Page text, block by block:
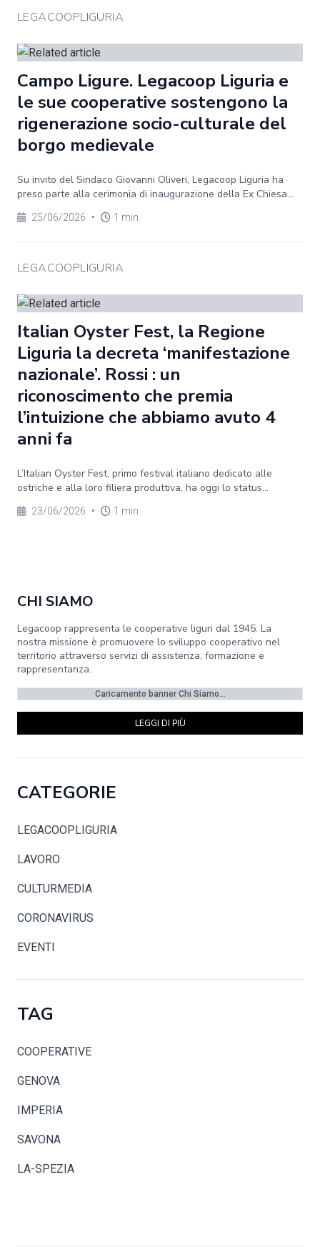
LEGACOOPLIGURIA
Campo Ligure. Legacoop Liguria e
le sue cooperative sostengono la
rigenerazione socio-culturale del
borgo medievale
Su invito del Sindaco Giovanni Oliveri, Legacoop Liguria ha
preso parte alla cerimonia di inaugurazione della Ex Chiesa...
25/06/2026 • 1 min
LEGACOOPLIGURIA
Italian Oyster Fest, la Regione
Liguria la decreta ‘manifestazione
nazionale’. Rossi : un
riconoscimento che premia
l’intuizione che abbiamo avuto 4
anni fa
L’Italian Oyster Fest, primo festival italiano dedicato alle
ostriche e alla loro filiera produttiva, ha oggi lo status...
23/06/2026 • 1 min
CHI SIAMO
Legacoop rappresenta le cooperative liguri dal 1945. La
nostra missione è promuovere lo sviluppo cooperativo nel
territorio attraverso servizi di assistenza, formazione e
rappresentanza.
Caricamento banner Chi Siamo...
LEGGI DI PIÙ
CATEGORIE
LEGACOOPLIGURIA
LAVORO
CULTURMEDIA
CORONAVIRUS
EVENTI
TAG
COOPERATIVE
GENOVA
IMPERIA
SAVONA
LA-SPEZIA